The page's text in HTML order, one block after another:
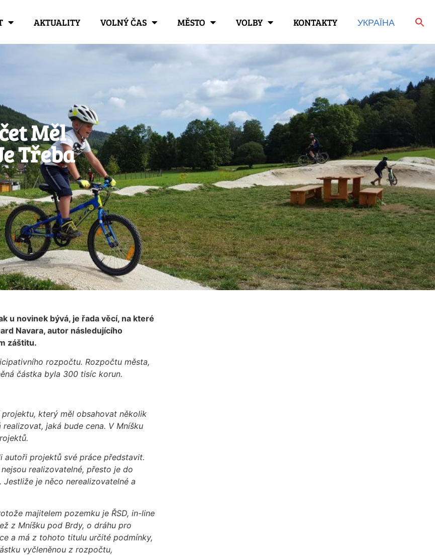
AKTUALITY VOLNÝ ČAS MĚSTO VOLBY KONTAKTY УКРАЇНА
Měl
Třeba
u novinek bývá, je řada věcí, na které
Navara, autor následujícího
záštitu.
rozpočtu. Rozpočtu města,
částka byla 300 tisíc korun.
který měl obsahovat několik
jaká bude cena. V Mníšku
autoři projektů své práce představit.
realizovatelné, přesto je do
Jestliže je něco nerealizovatelné a
majitelem pozemku je ŘSD, in-line
z Mníšku pod Brdy, o dráhu pro
a má z tohoto titulu určité podmínky,
vyčleněnou z rozpočtu,